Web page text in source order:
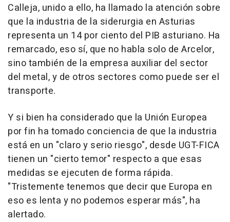
Calleja, unido a ello, ha llamado la atención sobre
que la industria de la siderurgia en Asturias
representa un 14 por ciento del PIB asturiano. Ha
remarcado, eso sí, que no habla solo de Arcelor,
sino también de la empresa auxiliar del sector
del metal, y de otros sectores como puede ser el
transporte.
Y si bien ha considerado que la Unión Europea
por fin ha tomado conciencia de que la industria
está en un "claro y serio riesgo", desde UGT-FICA
tienen un "cierto temor" respecto a que esas
medidas se ejecuten de forma rápida.
"Tristemente tenemos que decir que Europa en
eso es lenta y no podemos esperar más", ha
alertado.